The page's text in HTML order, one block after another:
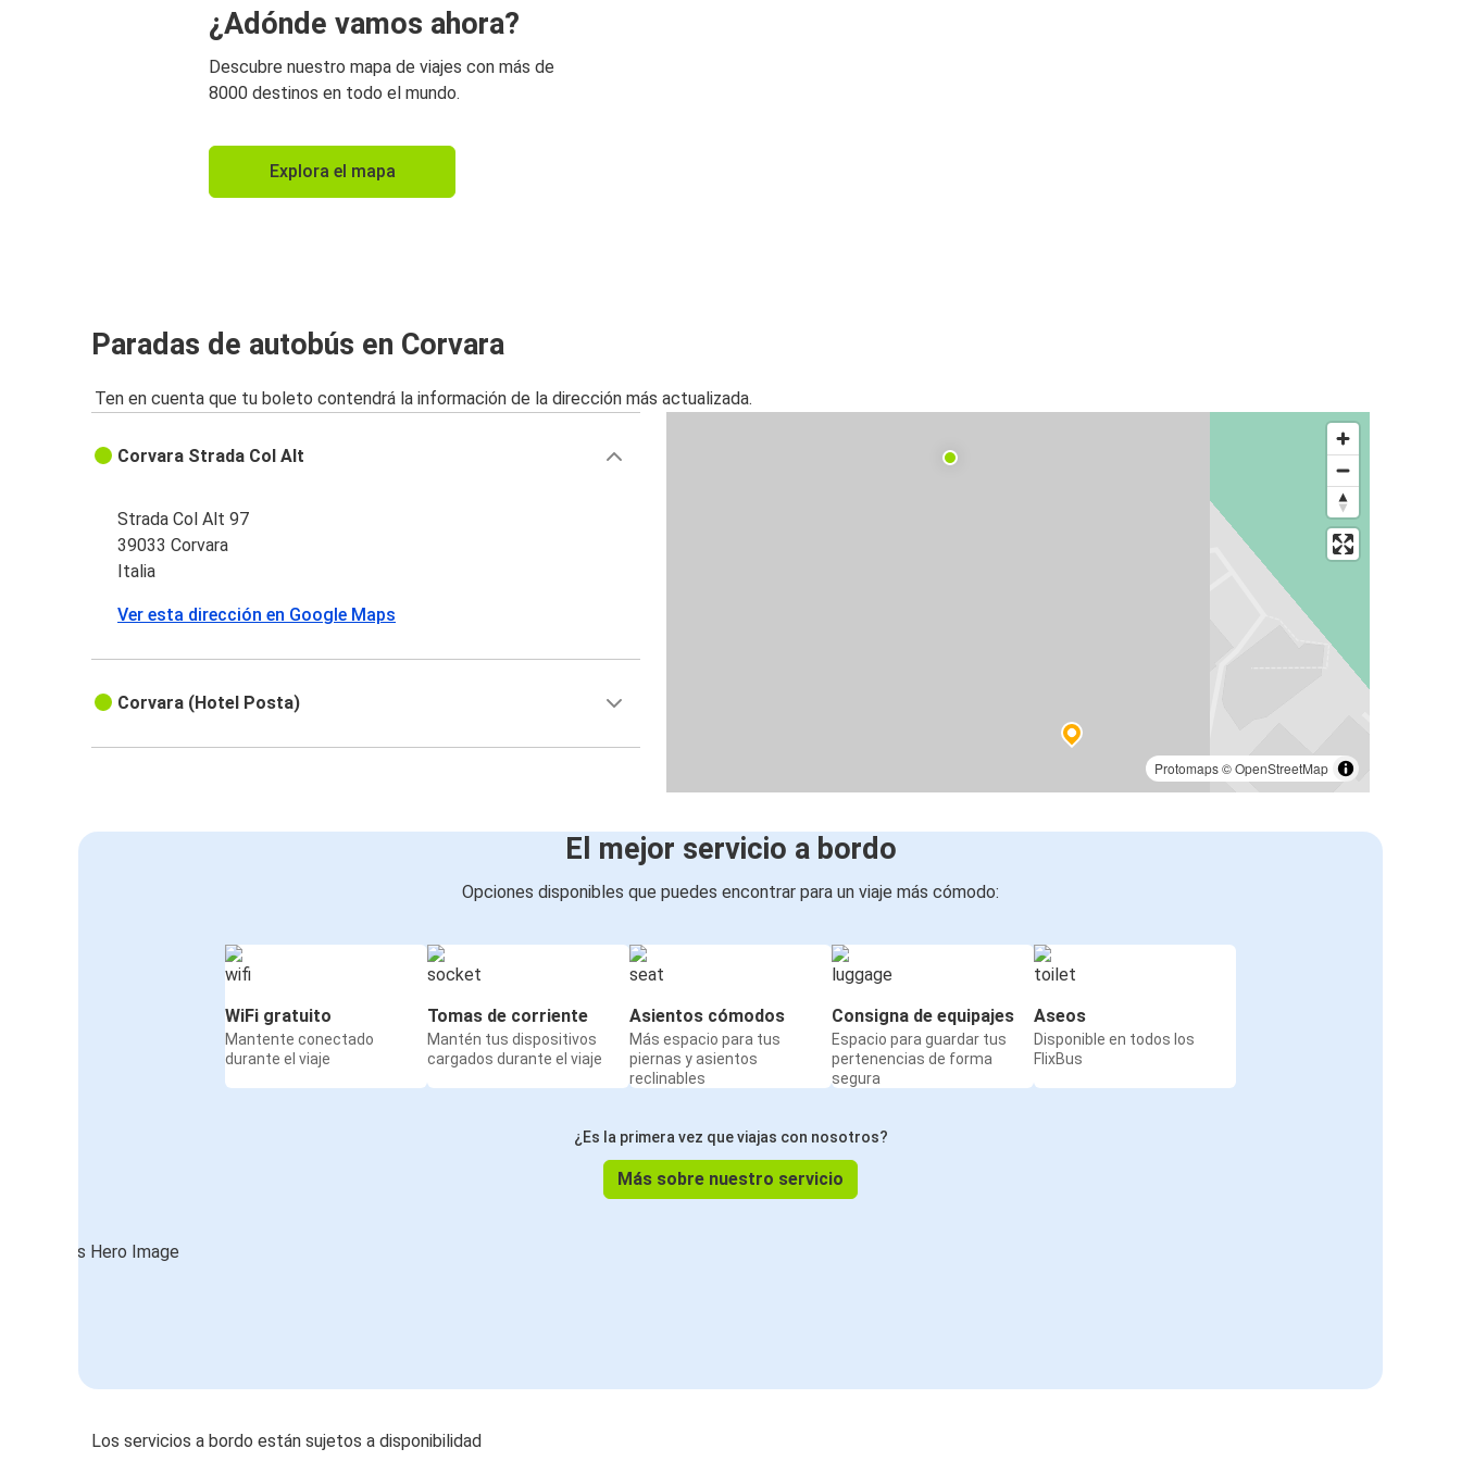
¿Adónde vamos ahora?
Descubre nuestro mapa de viajes con más de
8000 destinos en todo el mundo.
Explora el mapa
Paradas de autobús en Corvara
Ten en cuenta que tu boleto contendrá la información de la dirección más actualizada.
Protomaps©OpenStreetMap
Corvara Strada Col Alt
Strada Col Alt 97
39033 Corvara
Italia
Ver esta dirección en Google Maps
Corvara (Hotel Posta)
El mejor servicio a bordo
Opciones disponibles que puedes encontrar para un viaje más cómodo:
WiFi gratuito
Mantente conectado
durante el viaje
Tomas de corriente
Mantén tus dispositivos
cargados durante el viaje
Asientos cómodos
Más espacio para tus
piernas y asientos
reclinables
Consigna de equipajes
Espacio para guardar tus
pertenencias de forma
segura
Aseos
Disponible en todos los
FlixBus
¿Es la primera vez que viajas con nosotros?
Más sobre nuestro servicio
Los servicios a bordo están sujetos a disponibilidad